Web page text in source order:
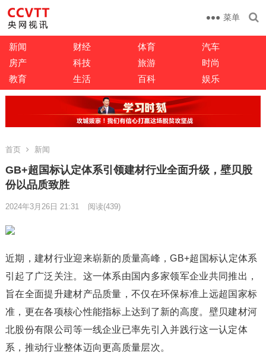
菜单
新闻 财经 体育
汽车
房产
科技 旅游
时尚
教育
生活 百科 娱乐
首页 新闻
GB+超国标认定体系引领建材行业全面升级，壁贝股
份以品质致胜
2024年3月26日 21:31 阅读(439)
近期，建材行业迎来崭新的质量高峰，GB+超国标认定体系
引起了广泛关注。这一体系由国内多家领军企业共同推出，
旨在全面提升建材产品质量，不仅在环保标准上远超国家标
准，更在各项核心性能指标上达到了新的高度。壁贝建材河
北股份有限公司等一线企业已率先引入并践行这一认定体
系，推动行业整体迈向更高质量层次。